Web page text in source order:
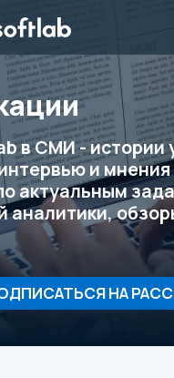
в СМИ - истории
и мнения
актуальным
аналитики,
НА